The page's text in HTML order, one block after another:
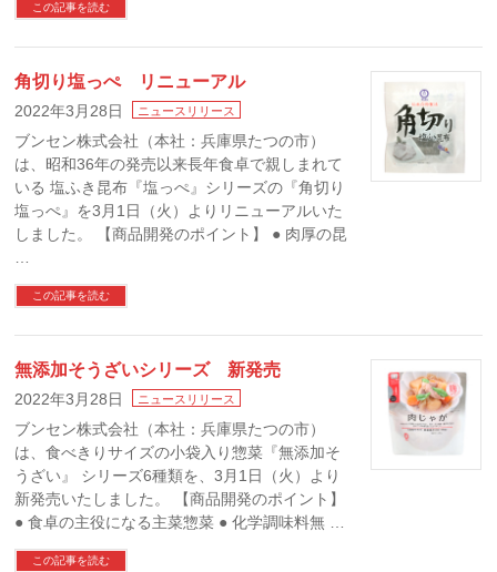
この記事を読む
角切り塩っぺ リニューアル
2022年3月28日 ニュースリリース
ブンセン株式会社（本社：兵庫県たつの市）
は、昭和36年の発売以来長年食卓で親しまれて
いる 塩ふき昆布『塩っぺ』シリーズの『角切り
塩っぺ』を3月1日（火）よりリニューアルいた
しました。 【商品開発のポイント】 ● 肉厚の昆
この記事を読む
無添加そうざいシリーズ 新発売
2022年3月28日 ニュースリリース
ブンセン株式会社（本社：兵庫県たつの市）
は、食べきりサイズの小袋入り惣菜『無添加そ
うざい』 シリーズ6種類を、3月1日（火）より
新発売いたしました。 【商品開発のポイント】
● 食卓の主役になる主菜惣菜 ● 化学調味料無 …
この記事を読む